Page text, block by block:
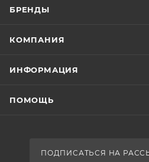
БРЕНДЫ
КОМПАНИЯ
ИНФОРМАЦИЯ
ПОМОЩЬ
ПОДПИСАТЬСЯ НА